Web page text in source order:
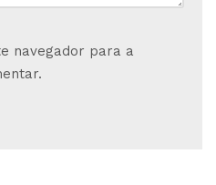
navegador para a